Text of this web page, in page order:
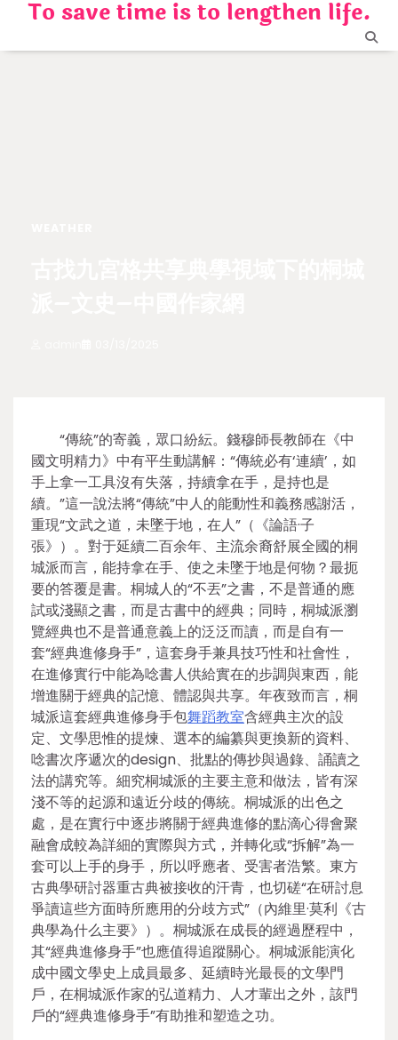
content
To save time is to lengthen life.
“傳統”的寄義，眾口紛紜。錢穆師長教師在《中
國文明精力》中有平生動講解：“傳統必有‘連續’，如
手上拿一工具沒有失落，持續拿在手，是持也是
續。”這一說法將“傳統”中人的能動性和義務感謝活，
重現“文武之道，未墜于地，在人”（《論語·子
張》）。對于延續二百余年、主流余裔舒展全國的桐
城派而言，能持拿在手、使之未墜于地是何物？最扼
要的答覆是書。桐城人的“不丟”之書，不是普通的應
試或淺顯之書，而是古書中的經典；同時，桐城派瀏
覽經典也不是普通意義上的泛泛而讀，而是自有一
套“經典進修身手”，這套身手兼具技巧性和社會性，
在進修實行中能為唸書人供給實在的步調與東西，能
增進關于經典的記憶、體認與共享。年夜致而言，桐
城派這套經典進修身手包舞蹈教室含經典主次的設
定、文學思惟的提煉、選本的編纂與更換新的資料、
唸書次序遞次的design、批點的傳抄與過錄、誦讀之
法的講究等。細究桐城派的主要主意和做法，皆有深
淺不等的起源和遠近分歧的傳統。桐城派的出色之
處，是在實行中逐步將關于經典進修的點滴心得會聚
融會成較為詳細的實際與方式，并轉化或“拆解”為一
套可以上手的身手，所以呼應者、受害者浩繁。東方
古典學研討器重古典被接收的汗青，也切磋“在研討息
爭讀這些方面時所應用的分歧方式”（內維里·莫利《古
典學為什么主要》）。桐城派在成長的經過歷程中，
其“經典進修身手”也應值得追蹤關心。桐城派能演化
成中國文學史上成員最多、延續時光最長的文學門
戶，在桐城派作家的弘道精力、人才輩出之外，該門
戶的“經典進修身手”有助推和塑造之功。